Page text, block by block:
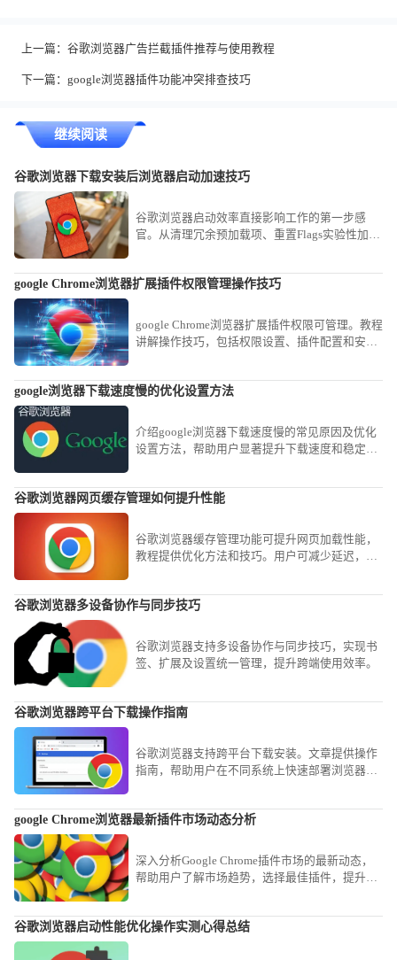
上一篇： 谷歌浏览器广告拦截插件推荐与使用教程
下一篇： google浏览器插件功能冲突排查技巧
继续阅读
谷歌浏览器下载安装后浏览器启动加速技巧
谷歌浏览器启动效率直接影响工作的第一步感
官。从清理冗余预加载项、重置Flags实验性加速
在有效降低系统资源占用的同时，让每一次开启
google Chrome浏览器扩展插件权限管理操作技巧
google Chrome浏览器扩展插件权限可管理。教程
讲解操作技巧，包括权限设置、插件配置和安全
google浏览器下载速度慢的优化设置方法
介绍google浏览器下载速度慢的常见原因及优化
设置方法，帮助用户显著提升下载速度和稳定
谷歌浏览器网页缓存管理如何提升性能
谷歌浏览器缓存管理功能可提升网页加载性能，
教程提供优化方法和技巧。用户可减少延迟，实
谷歌浏览器多设备协作与同步技巧
谷歌浏览器支持多设备协作与同步技巧，实现书
签、扩展及设置统一管理，提升跨端使用效率。
谷歌浏览器跨平台下载操作指南
谷歌浏览器支持跨平台下载安装。文章提供操作
指南，帮助用户在不同系统上快速部署浏览器，
google Chrome浏览器最新插件市场动态分析
深入分析Google Chrome插件市场的最新动态，
帮助用户了解市场趋势，选择最佳插件，提升浏
谷歌浏览器启动性能优化操作实测心得总结